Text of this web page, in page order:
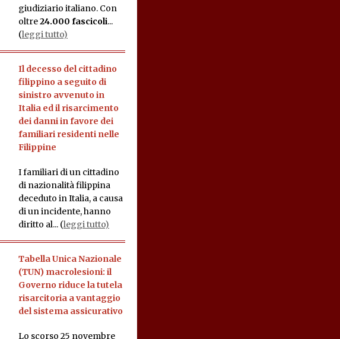
giudiziario italiano. Con
oltre24.000 fascicoli...
(leggi tutto)
Il decesso del cittadino
filippino a seguito di
sinistro avvenuto in
Italia ed il risarcimento
dei danni in favore dei
familiari residenti nelle
Filippine
I familiari di un cittadino
di nazionalità filippina
deceduto in Italia, a causa
di un incidente, hanno
diritto al... (leggi tutto)
Tabella Unica Nazionale
(TUN) macrolesioni: il
Governo riduce la tutela
risarcitoria a vantaggio
del sistema assicurativo
Lo scorso 25 novembre